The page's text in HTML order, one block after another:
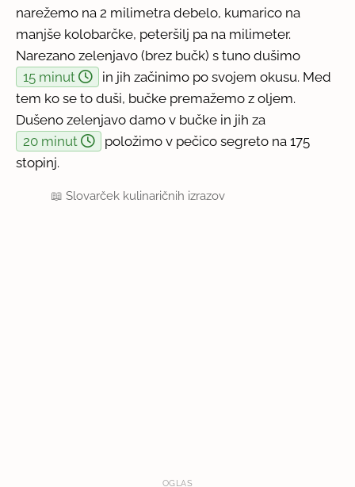
narežemo na 2 milimetra debelo, kumarico na
manjše kolobarčke, peteršilj pa na milimeter.
Narezano zelenjavo (brez bučk) s tuno dušimo
15 minut
in jih začinimo po svojem okusu. Med
tem ko se to duši, bučke premažemo z oljem.
Dušeno zelenjavo damo v bučke in jih za
20 minut
položimo v pečico segreto na 175
stopinj.
📖Slovarček kulinaričnih izrazov
OGLAS